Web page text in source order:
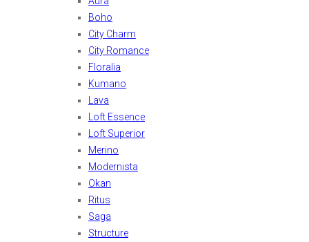
Boho
City Charm
City Romance
Floralia
Kumano
Lava
Loft Essence
Loft Superior
Merino
Modernista
Okan
Ritus
Saga
Structure